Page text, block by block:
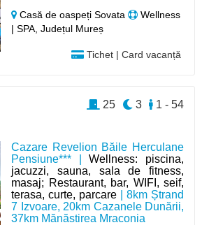
Casă de oaspeți Sovata
Wellness
| SPA, Județul Mureș
Tichet | Card vacanță
Cazare Revelion Băile Herculane
Pensiune*** |Wellness: piscina,
jacuzzi, sauna, sala de fitness,
masaj; Restaurant, bar, WIFI, seif,
terasa, curte, parcare | 8km Ștrand
7 Izvoare, 20km Cazanele Dunării,
37km Mănăstirea Mraconia
1 - 54
3
25